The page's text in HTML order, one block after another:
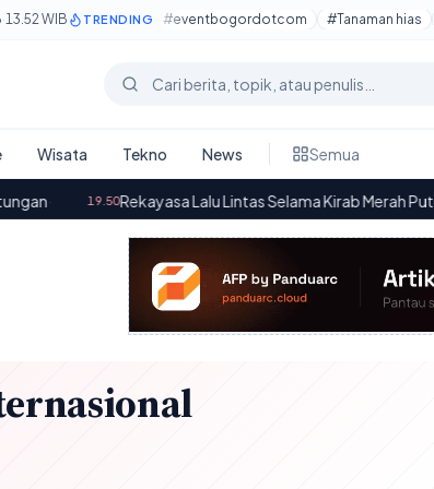
·13.52 WIB TRENDING #eventbogordotcom #Tanaman hias
Cari berita
Wisata Tekno News Semua
19.50Rekayasa Lalu Lintas Selama Kirab Merah Putih di Bogor·